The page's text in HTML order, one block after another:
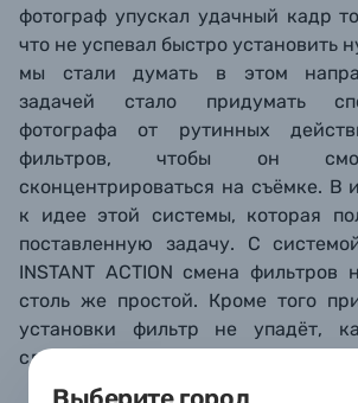
фотограф упускал удачный кадр
что не успевал быстро установить
мы стали думать в этом
задачей стало придумать
фотографа от рутинных
фильтров, чтобы он
сконцентрироваться на съёмке. В
к идее этой системы, которая
поставленную задачу. С
INSTANT ACTION смена фильтров
столь же простой. Кроме того
установки фильтр не упадёт,
случается при резьбовом креплении.